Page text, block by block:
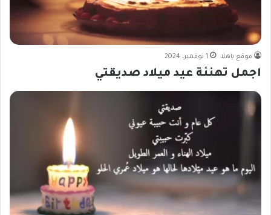
موقع ياهلا 1 نوفمبر، 2024
اجمل تهنئة عيد ميلاد صديقتي